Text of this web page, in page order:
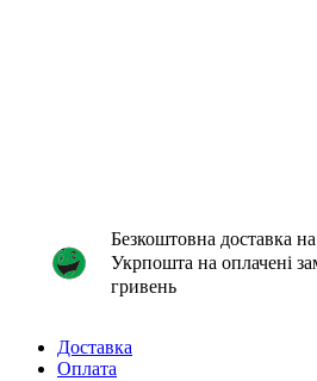
Безкоштовна доставка
Укрпошта на оплачені
гривень
Доставка
Оплата